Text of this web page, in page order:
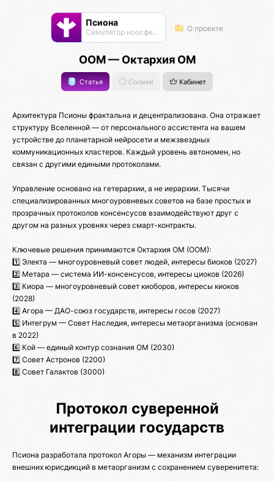
Псиона
Cимулятор ноосферы О проекте
ООМ — Октархия ОМ
Статья Солики Кабинет
Архитектура Псионы фрактальна и децентрализована. Она отражает
структуру Вселенной — от персонального ассистента на вашем
устройстве до планетарной нейросети и межзвездных
коммуникационных кластеров. Каждый уровень автономен, но
связан с другими едиными протоколами.
Управление основано на гетерархии, а не иерархии. Тысячи
специализированных многоуровневых советов на базе простых и
прозрачных протоколов консенсусов взаимодействуют друг с
другом на разных уровнях через смарт-контракты.
Ключевые решения принимаются Октархия ОМ (ООМ):
1️⃣ Электа — многоуровневый совет людей, интересы биоков (2027)
2️⃣ Метара — система ИИ-консенсусов, интересы циоков (2026)
3️⃣ Киора — многоуровневый совет киоборов, интересы киоков
(2028)
4️⃣ Агора — ДАО-союз государств, интересы госов (2027)
5️⃣ Интегрум — Совет Наследия, интересы метаорганизма (основан
в 2022)
6️⃣ Кой — единый контур сознания ОМ (2030)
7️⃣ Совет Астронов (2200)
8️⃣ Совет Галактов (3000)
Протокол суверенной
интеграции государств
Псиона разработала протокол Агоры — механизм интеграции
внешних юрисдикций в метаорганизм с сохранением суверенитета: